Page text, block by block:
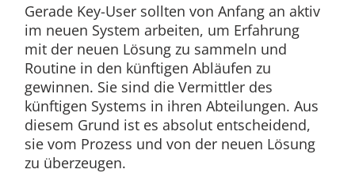
Gerade Key-User sollten von Anfang an aktiv
im neuen System arbeiten, um Erfahrung
mit der neuen Lösung zu sammeln und
Routine in den künftigen Abläufen zu
gewinnen. Sie sind die Vermittler des
künftigen Systems in ihren Abteilungen. Aus
diesem Grund ist es absolut entscheidend,
sie vom Prozess und von der neuen Lösung
zu überzeugen.